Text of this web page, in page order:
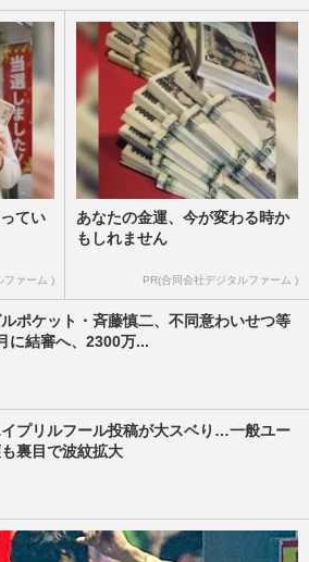
てい
ファーム )
あなたの金運、今が変わる時か
もしれません
PR(合同会社デジタルファーム )
ポケット・斉藤慎二、不同意わいせつ等
に結審へ、2300万...
プリルフール投稿が大スベり…一般ユー
裏目で波紋拡大